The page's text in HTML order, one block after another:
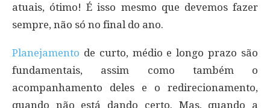
atuais, ótimo! É isso mesmo que devemos fazer
sempre, não só no final do ano.
Planejamento de curto, médio e longo prazo são
fundamentais, assim como também o
acompanhamento deles e o redirecionamento,
quando não está dando certo. Mas, quando a